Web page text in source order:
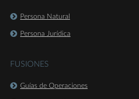
Persona Natural
Persona Jurídica
FUSIONES
Guías de Operaciones